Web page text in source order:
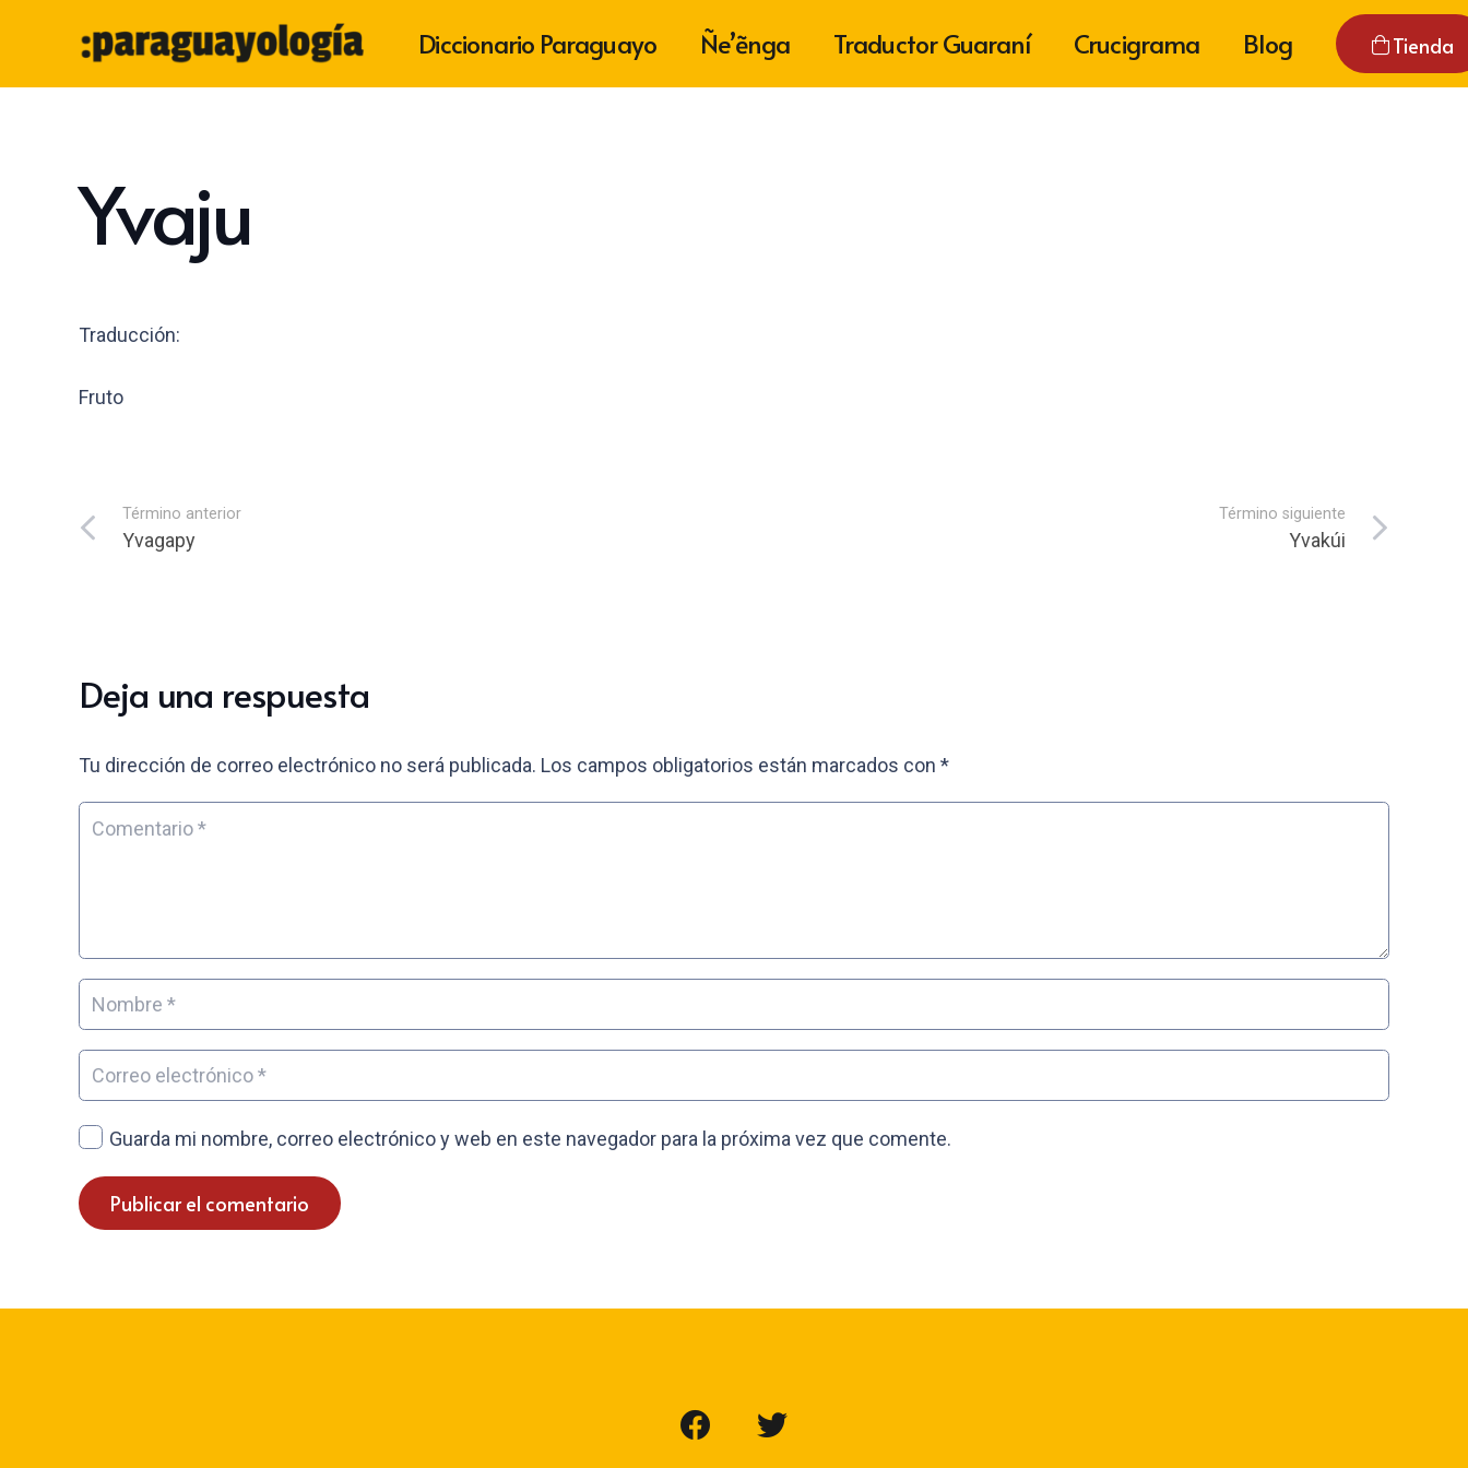
Diccionario Paraguayo Ñe’ẽnga Traductor Guaraní Crucigrama Blog Tienda
Yvaju
Traducción:
Fruto
Término anterior
Yvagapy
Término siguiente
Yvakúi
Deja una respuesta
Tu dirección de correo electrónico no será publicada. Los campos obligatorios están marcados con *
Guarda mi nombre, correo electrónico y web en este navegador para la próxima vez que comente.
Publicar el comentario